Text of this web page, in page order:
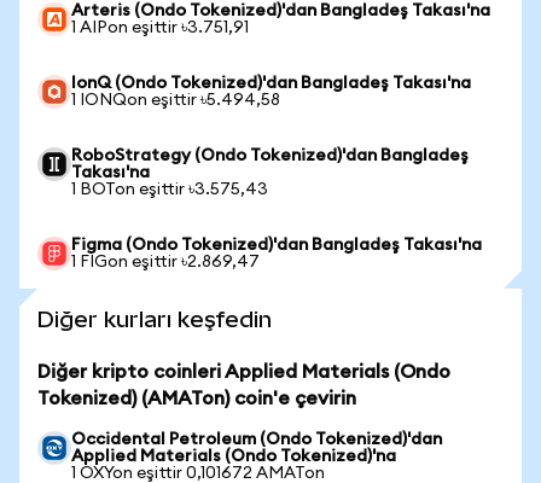
Arteris (Ondo Tokenized)'dan Bangladeş Takası'na
1 AIPon eşittir ৳3.751,91
IonQ (Ondo Tokenized)'dan Bangladeş Takası'na
1 IONQon eşittir ৳5.494,58
RoboStrategy (Ondo Tokenized)'dan Bangladeş
Takası'na
1 BOTon eşittir ৳3.575,43
Figma (Ondo Tokenized)'dan Bangladeş Takası'na
1 FIGon eşittir ৳2.869,47
Diğer kurları keşfedin
Diğer kripto coinleri Applied Materials (Ondo
Tokenized) (AMATon) coin'e çevirin
Occidental Petroleum (Ondo Tokenized)'dan
Applied Materials (Ondo Tokenized)'na
1 OXYon eşittir 0,101672 AMATon